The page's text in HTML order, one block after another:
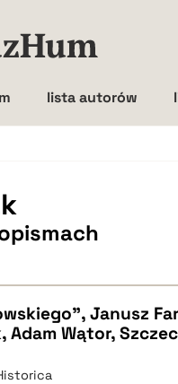
lista autorów
Janusz
Wątor,